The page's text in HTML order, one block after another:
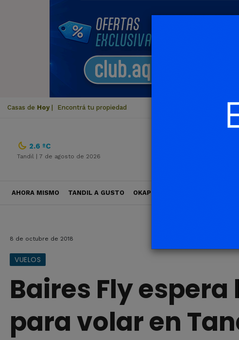
Casas de Hoy Encontrá tu propiedad
2.6 ºC
Tandil | 7 de agosto de 2026
AHORA MISMO TANDIL A GUSTO OKAPI VIAJES
8 de octubre de 2018
VUELOS
Baires Fly
para volar en